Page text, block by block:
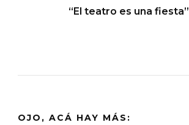
“El teatro es una fiesta”
OJO, ACÁ HAY MÁS: